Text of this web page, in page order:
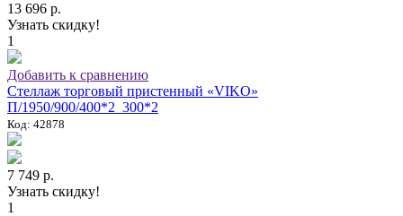
13 696 р.
Узнать скидку!
1
Добавить к сравнению
Стеллаж торговый пристенный «VIKO»
П/1950/900/400*2_300*2
Код: 42878
7 749 р.
Узнать скидку!
1